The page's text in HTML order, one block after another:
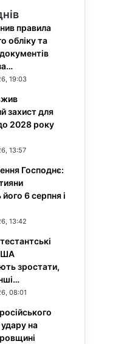
правила
обліку та
19:03
захист для
2028 року
13:57
Господнє:
6 серпня і
13:42
зростати,
08:01
на